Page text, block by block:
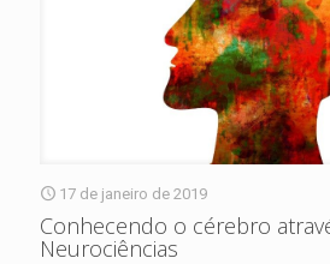
17 de janeiro de 2019
Conhecendo o cérebro
Neurociências